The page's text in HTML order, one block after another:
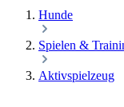
Hunde
Spielen &
Aktivspielzeug